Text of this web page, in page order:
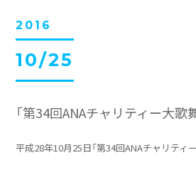
2016
10/25
「第34回ANAチャリティー大歌
平成28年10月25日「第34回ANAチャリティ